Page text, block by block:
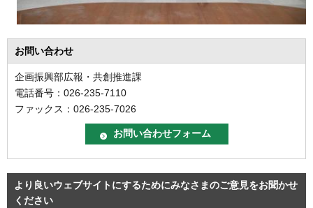
お問い合わせ
企画振興部広報・共創推進課
電話番号：026-235-7110
ファックス：026-235-7026
より良いウェブサイトにするためにみなさまのご意見をお聞かせ
ください